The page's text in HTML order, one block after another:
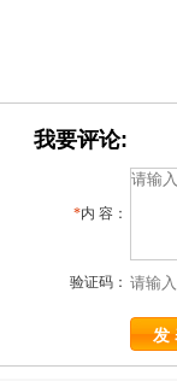
我要评论:
*内 容：
验证码：